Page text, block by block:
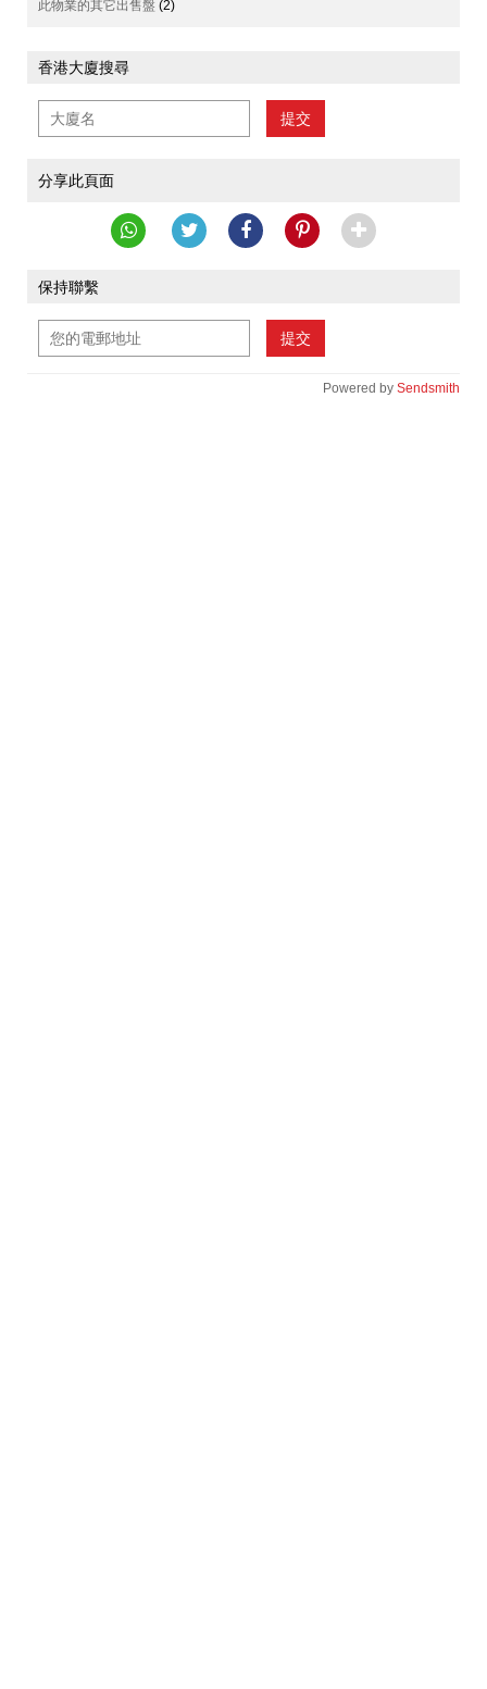
此物業的其它出售盤 (2)
香港大廈搜尋
提交
分享此頁面
保持聯繫
提交
Powered by Sendsmith